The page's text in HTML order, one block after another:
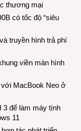
thương mại
có tốc độ “siêu
truyền hình trả phí
viền màn hình
với MacBook Neo ở
3 để làm máy tính
11